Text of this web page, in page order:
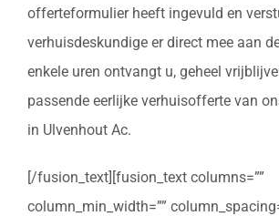
offerteformulier heeft ingevuld en
verhuisdeskundige er direct mee aan
enkele uren ontvangt u, geheel
passende eerlijke verhuisofferte van
in Ulvenhout Ac.
[/fusion_text][fusion_text columns=””
column_min_width=””